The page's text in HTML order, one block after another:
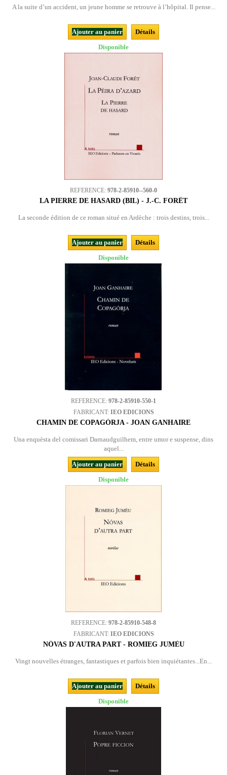
A la suite d’un accident, un jeune homme se retrouve à l’hôpital. Il pense...
Ajouter au panier
Détails
Disponible
REFERENCE: 978-2-85910--560-0
LA PIERRE DE HASARD (BIL) - J.-C. FORÊT
La seconde édition de ce roman situé en Ardèche : trois destins, trois...
Ajouter au panier
Détails
Disponible
REFERENCE: 978-2-85910-550-1
FABRICANT: IEO EDICIONS
CHAMIN DE COPAGÒRJA - JOAN GANHAIRE
Una enquèsta del comissari Darnaudguilhem, entre umor e suspense, dins
aquel...
Ajouter au panier
Détails
Disponible
REFERENCE: 978-2-85910-548-8
FABRICANT: IEO EDICIONS
NÒVAS D'AUTRA PART - ROMIEG JUMÈU
Vingt nouvelles étranges, fantastiques et parfois bien inquiétantes...En...
Ajouter au panier
Détails
Disponible